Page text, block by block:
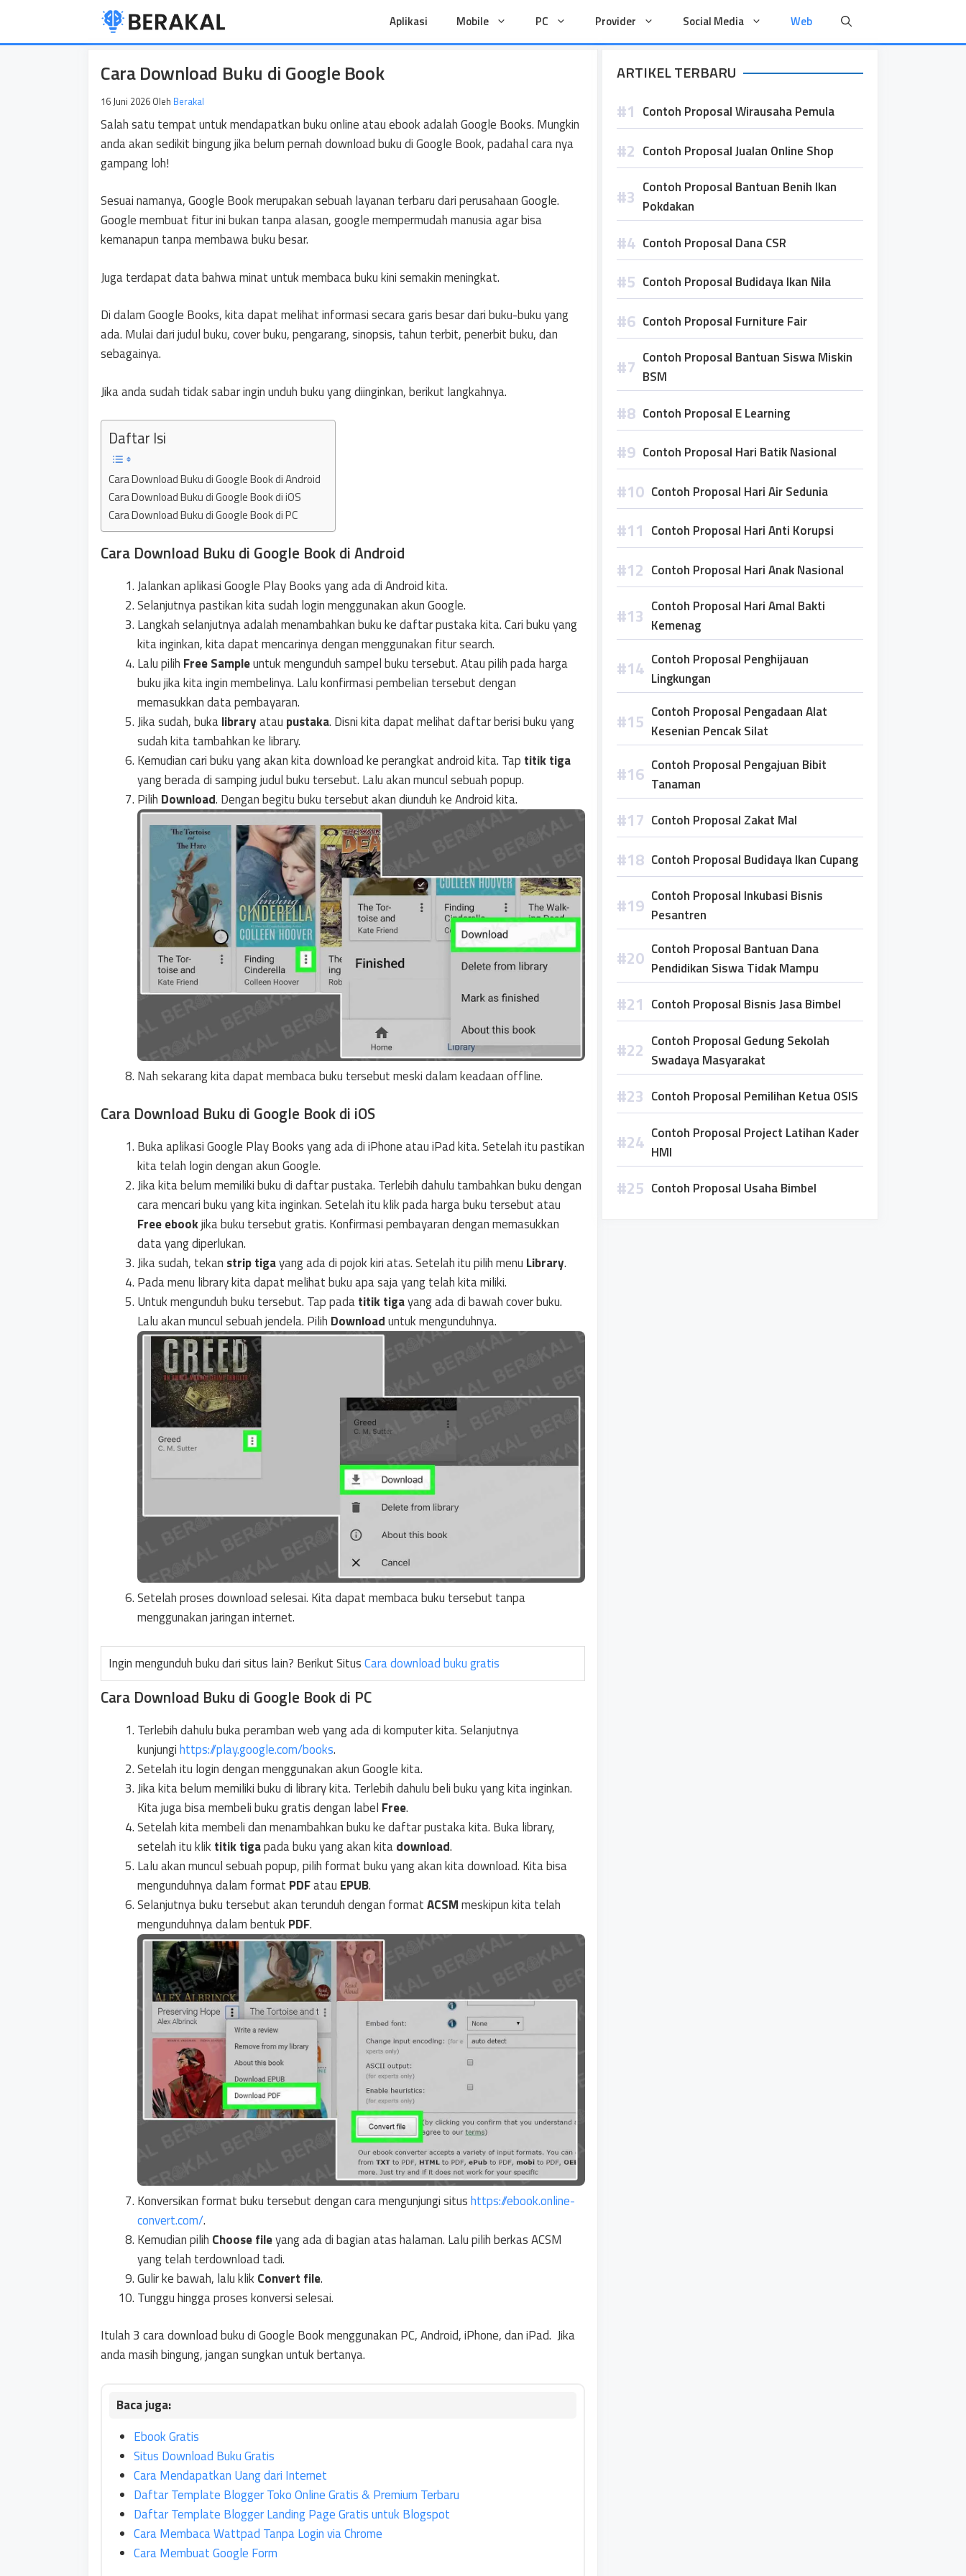
isi
Aplikasi Mobile PC Provider Social Media Web
Cara Download Buku di Google Book
16 Juni 2026 Oleh Berakal
Salah satu tempat untuk mendapatkan buku online atau ebook adalah Google Books. Mungkin
anda akan sedikit bingung jika belum pernah download buku di Google Book, padahal cara nya
gampang loh!
Sesuai namanya, Google Book merupakan sebuah layanan terbaru dari perusahaan Google.
Google membuat fitur ini bukan tanpa alasan, google mempermudah manusia agar bisa
kemanapun tanpa membawa buku besar.
Juga terdapat data bahwa minat untuk membaca buku kini semakin meningkat.
Di dalam Google Books, kita dapat melihat informasi secara garis besar dari buku-buku yang
ada. Mulai dari judul buku, cover buku, pengarang, sinopsis, tahun terbit, penerbit buku, dan
sebagainya.
Jika anda sudah tidak sabar ingin unduh buku yang diinginkan, berikut langkahnya.
Daftar Isi
Cara Download Buku di Google Book di Android
Cara Download Buku di Google Book di iOS
Cara Download Buku di Google Book di PC
Cara Download Buku di Google Book di Android
Jalankan aplikasi Google Play Books yang ada di Android kita.
Selanjutnya pastikan kita sudah login menggunakan akun Google.
Langkah selanjutnya adalah menambahkan buku ke daftar pustaka kita. Cari buku yang
kita inginkan, kita dapat mencarinya dengan menggunakan fitur search.
Lalu pilih Free Sampleuntuk mengunduh sampel buku tersebut. Atau pilih pada harga
buku jika kita ingin membelinya. Lalu konfirmasi pembelian tersebut dengan
memasukkan data pembayaran.
Jika sudah, bukalibraryatau pustaka. Disni kita dapat melihat daftar berisi buku yang
sudah kita tambahkan ke library.
Kemudian cari buku yang akan kita download ke perangkat android kita. Tap titik tiga
yang berada di samping judul buku tersebut. Lalu akan muncul sebuah popup.
Pilih Download. Dengan begitu buku tersebut akan diunduh ke Android kita.
Nah sekarang kita dapat membaca buku tersebut meski dalam keadaan offline.
Cara Download Buku di Google Book di iOS
Buka aplikasi Google Play Books yang ada di iPhone atau iPad kita. Setelah itu pastikan
kita telah login dengan akun Google.
Jika kita belum memiliki buku di daftar pustaka. Terlebih dahulu tambahkan buku dengan
cara mencari buku yang kita inginkan. Setelah itu klik pada harga buku tersebut atau
Free ebookjika buku tersebut gratis. Konfirmasi pembayaran dengan memasukkan
data yang diperlukan.
Jika sudah, tekan strip tigayang ada di pojok kiri atas. Setelah itu pilih menu Library.
Pada menu library kita dapat melihat buku apa saja yang telah kita miliki.
Untuk mengunduh buku tersebut. Tap padatitik tigayang ada di bawah cover buku.
Lalu akan muncul sebuah jendela. Pilih Downloaduntuk mengunduhnya.
Setelah proses download selesai. Kita dapat membaca buku tersebut tanpa
menggunakan jaringan internet.
Ingin mengunduh buku dari situs lain? Berikut SitusCara download buku gratis
Cara Download Buku di Google Book di PC
Terlebih dahulu buka peramban web yang ada di komputer kita. Selanjutnya
kunjungihttps://play.google.com/books.
Setelah itu login dengan menggunakan akun Google kita.
Jika kita belum memiliki buku di library kita. Terlebih dahulu beli buku yang kita inginkan.
Kita juga bisa membeli buku gratis dengan label Free.
Setelah kita membeli dan menambahkan buku ke daftar pustaka kita. Buka library,
setelah itu klik titik tigapada buku yang akan kitadownload.
Lalu akan muncul sebuah popup, pilih format buku yang akan kita download. Kita bisa
mengunduhnya dalam format PDFatau EPUB.
Selanjutnya buku tersebut akan terunduh dengan formatACSMmeskipun kita telah
mengunduhnya dalam bentuk PDF.
Konversikan format buku tersebut dengan cara mengunjungi situshttps://ebook.online-
convert.com/.
Kemudian pilih Choose fileyang ada di bagian atas halaman. Lalu pilih berkas ACSM
yang telah terdownload tadi.
Gulir ke bawah, lalu klik Convert file.
Tunggu hingga proses konversi selesai.
Itulah 3 cara download buku di Google Book menggunakan PC, Android, iPhone, dan iPad. Jika
anda masih bingung, jangan sungkan untuk bertanya.
Ebook Gratis
Situs Download Buku Gratis
Cara Mendapatkan Uang dari Internet
Daftar Template Blogger Toko Online Gratis & Premium Terbaru
Daftar Template Blogger Landing Page Gratis untuk Blogspot
Cara Membaca Wattpad Tanpa Login via Chrome
Cara Membuat Google Form
ARTIKEL TERBARU
Contoh Proposal Wirausaha Pemula
Contoh Proposal Jualan Online Shop
Contoh Proposal Bantuan Benih Ikan
Pokdakan
Contoh Proposal Dana CSR
Contoh Proposal Budidaya Ikan Nila
Contoh Proposal Furniture Fair
Contoh Proposal Bantuan Siswa Miskin
BSM
Contoh Proposal E Learning
Contoh Proposal Hari Batik Nasional
Contoh Proposal Hari Air Sedunia
Contoh Proposal Hari Anti Korupsi
Contoh Proposal Hari Anak Nasional
Contoh Proposal Hari Amal Bakti
Kemenag
Contoh Proposal Penghijauan
Lingkungan
Contoh Proposal Pengadaan Alat
Kesenian Pencak Silat
Contoh Proposal Pengajuan Bibit
Tanaman
Contoh Proposal Zakat Mal
Contoh Proposal Budidaya Ikan Cupang
Contoh Proposal Inkubasi Bisnis
Pesantren
Contoh Proposal Bantuan Dana
Pendidikan Siswa Tidak Mampu
Contoh Proposal Bisnis Jasa Bimbel
Contoh Proposal Gedung Sekolah
Swadaya Masyarakat
Contoh Proposal Pemilihan Ketua OSIS
Contoh Proposal Project Latihan Kader
HMI
Contoh Proposal Usaha Bimbel